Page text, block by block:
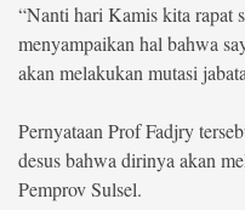
“Nanti hari Kamis kita rapat
menyampaikan hal bahwa
akan melakukan mutasi
Pernyataan Prof Fadjry
desus bahwa dirinya akan
Pemprov Sulsel.